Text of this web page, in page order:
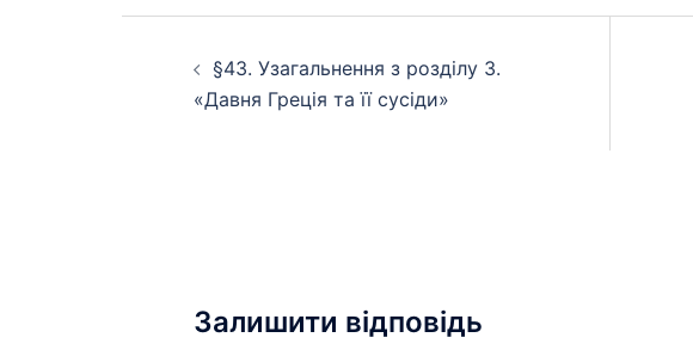
запису
§43. Узагальнення з розділу 3.
«Давня Греція та її сусіди»
Залишити відповідь